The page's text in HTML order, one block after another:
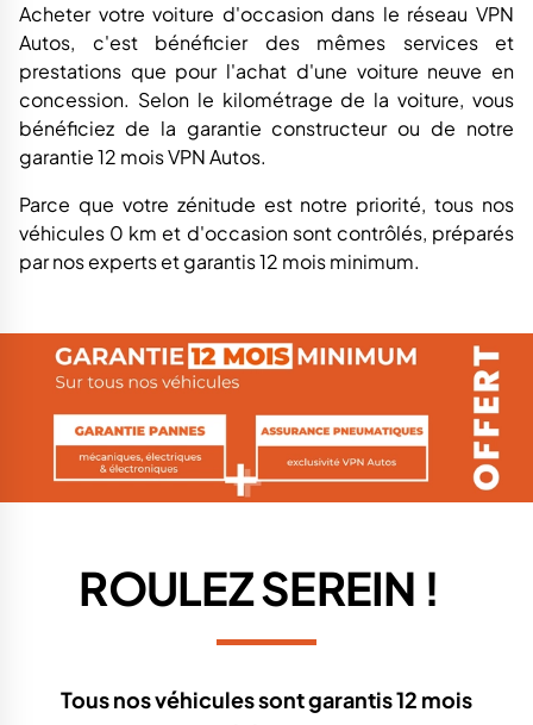
Acheter votre voiture d'occasion dans le réseau VPN
Autos, c'est bénéficier des mêmes services et
prestations que pour l'achat d'une voiture neuve en
concession. Selon le kilométrage de la voiture, vous
bénéficiez de la garantie constructeur ou de notre
garantie 12 mois VPN Autos.
Parce que votre zénitude est notre priorité, tous nos
véhicules 0 km et d'occasion sont contrôlés, préparés
par nos experts et garantis 12 mois minimum.
ROULEZ SEREIN !
Tous nos véhicules sont garantis 12 mois